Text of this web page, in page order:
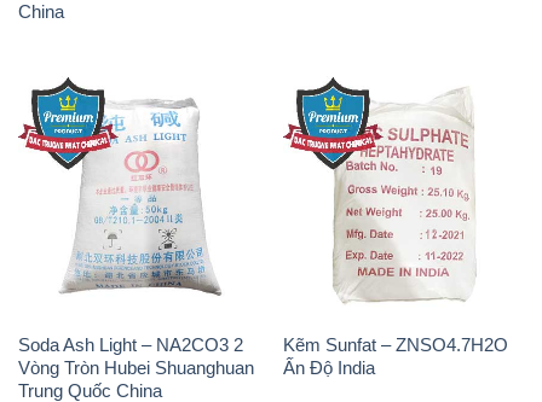
China
Soda Ash Light – NA2CO3 2
Vòng Tròn Hubei Shuanghuan
Trung Quốc China
Kẽm Sunfat – ZNSO4.7H2O
Ấn Độ India